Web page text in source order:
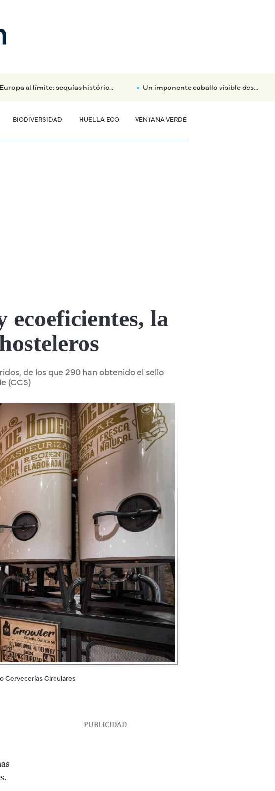
Europa al límite: sequías históricas como las del Rin y el Danubio amagan con apagar centrales nucleares Un imponente caballo visible desde el espacio nos descubre la Gran Muralla Solar china
BIODIVERSIDAD HUELLA ECO VENTANA VERDE
ecoeficientes, la
de los que 290 han obtenido el sello
(CCS)
Cervecerías Circulares